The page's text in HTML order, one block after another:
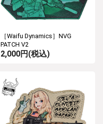
［Waifu Dynamics］NVG
PATCH V2
2,000円(税込)